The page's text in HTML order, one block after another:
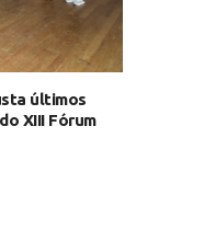
últimos
XIII Fórum